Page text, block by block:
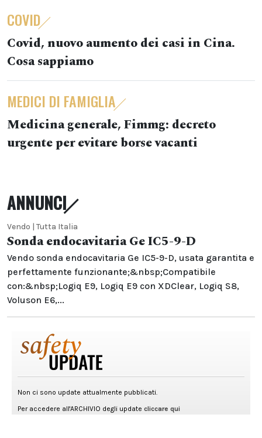
COVID
Covid, nuovo aumento dei casi in Cina.
Cosa sappiamo
MEDICI DI FAMIGLIA
Medicina generale, Fimmg: decreto
urgente per evitare borse vacanti
ANNUNCI
Vendo | Tutta Italia
Sonda endocavitaria Ge IC5-9-D
Vendo sonda endocavitaria Ge IC5-9-D, usata garantita e
perfettamente funzionante;&nbsp;Compatibile
con:&nbsp;Logiq E9, Logiq E9 con XDClear, Logiq S8,
Voluson E6,...